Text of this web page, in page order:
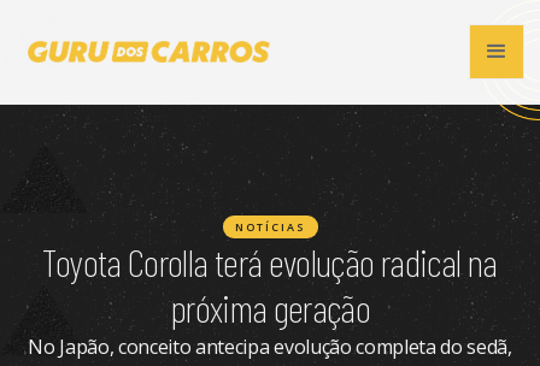
NOTÍCIAS
Toyota Corolla terá evolução radical na
próxima geração
No Japão, conceito antecipa evolução completa do sedã,